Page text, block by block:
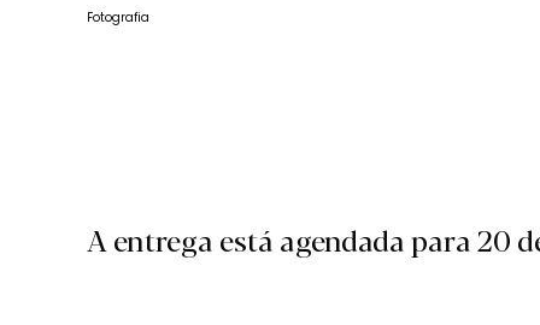
Fotografia
A entrega está agendada para 20